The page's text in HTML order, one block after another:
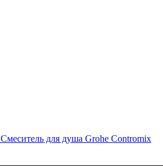
Смеситель для душа Grohe Contromix